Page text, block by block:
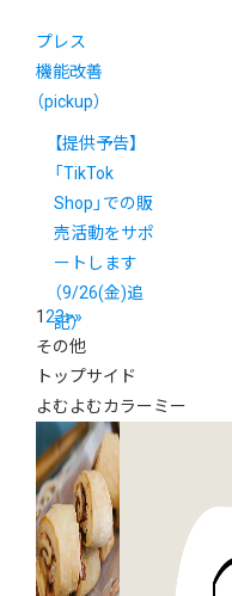
プレス
機能改善
（pickup）
【提供予告】
「TikTok
Shop」での販
売活動をサポ
ートします
（9/26(金)追
記）
123>»
その他
トップサイド
よむよむカラーミー